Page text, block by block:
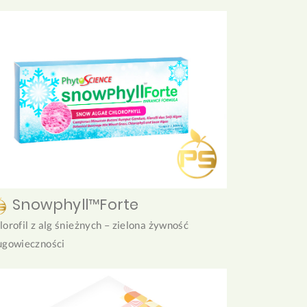
Snowphyll™Forte
z alg śnieżnych – zielona żywność